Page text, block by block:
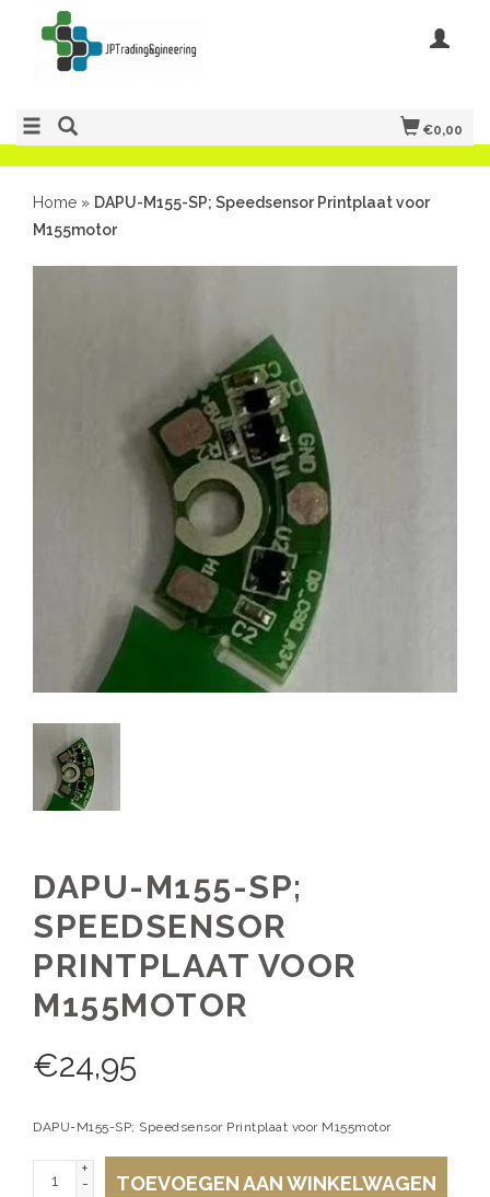
€0,00
Home » DAPU-M155-SP; Speedsensor Printplaat voor
M155motor
DAPU-M155-SP;
SPEEDSENSOR
PRINTPLAAT VOOR
M155MOTOR
€24,95
DAPU-M155-SP; Speedsensor Printplaat voor M155motor
+
-
TOEVOEGEN AAN WINKELWAGEN